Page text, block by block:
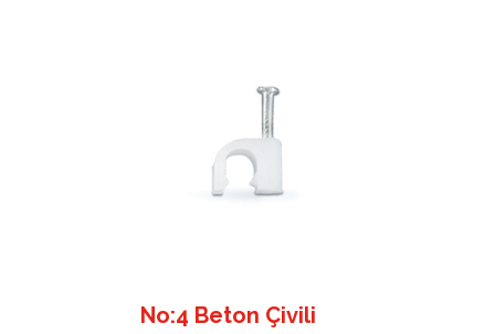
No:4 Beton Çivili